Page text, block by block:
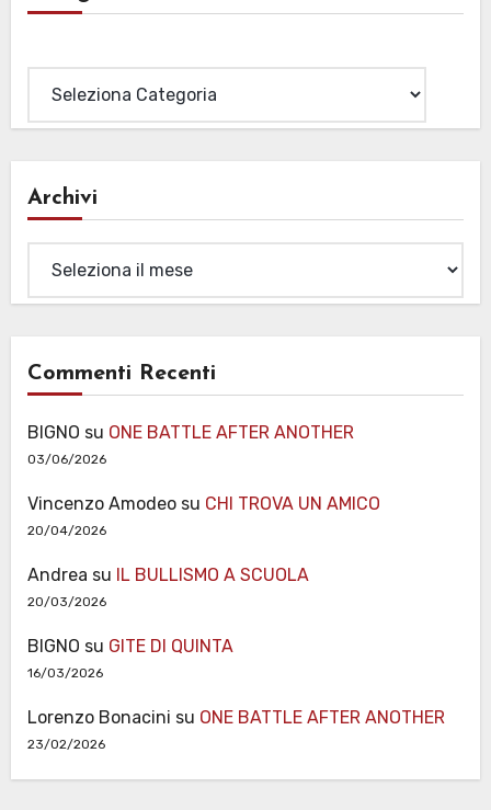
Archivi
Commenti Recenti
BIGNO su ONE BATTLE AFTER ANOTHER
03/06/2026
Vincenzo Amodeosu CHI TROVA UN AMICO
20/04/2026
Andrea su IL BULLISMO A SCUOLA
20/03/2026
BIGNO su GITE DI QUINTA
16/03/2026
Lorenzo Bonacini su ONE BATTLE AFTER ANOTHER
23/02/2026